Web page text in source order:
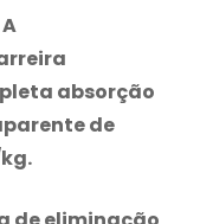
absorção
de